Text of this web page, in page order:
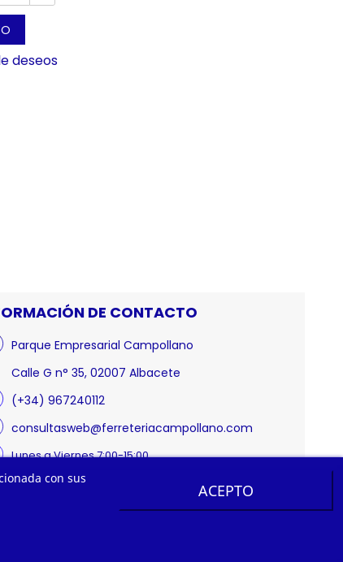
deseos
DE CONTACTO
Parque Empresarial Campollano
Calle G n° 35, 02007 Albacete
(+34) 967240112
consultasweb@ferreteriacampollano.com
Lunes a Viernes 7:00-15:00
con sus
ACEPTO